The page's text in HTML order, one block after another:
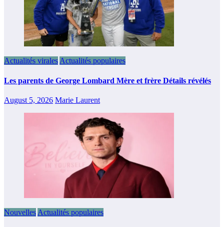
Actualités virales Actualités populaires
Les parents de George Lombard Mère et frère Détails révélés
August 5, 2026 Marie Laurent
Nouvelles Actualités populaires